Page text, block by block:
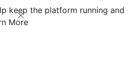
keep the platform running and
More